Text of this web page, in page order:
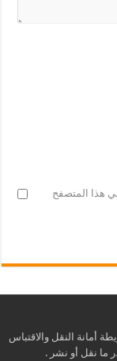
هذا المتصفح
أمانة النقل والاقتباس
ما نقل أو نشر .